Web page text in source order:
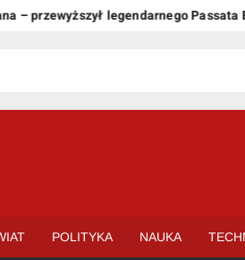
legendarnego Passata B5
POLITYKA NAUKA